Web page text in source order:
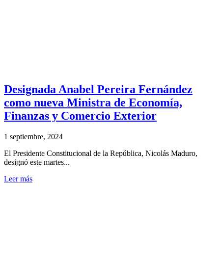
Designada Anabel Pereira Fernández
como nueva Ministra de Economía,
Finanzas y Comercio Exterior
1 septiembre, 2024
El Presidente Constitucional de la República, Nicolás Maduro,
designó este martes...
Leer más